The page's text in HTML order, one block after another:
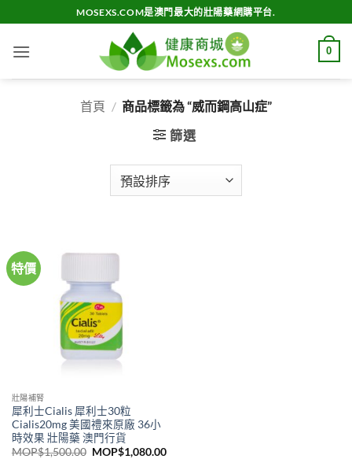
to
content
MOSEXS.COM是澳門最大的壯陽藥網購平台.
0
首頁 / 商品標籤為 “威而鋼高山症”
篩選
特價
壯陽補腎
犀利士Cialis 犀利士30粒
Cialis20mg 美國禮來原廠 36小
時效果 壯陽藥 澳門行貨
MOP$1,500.00 Original
MOP$1,080.00Current